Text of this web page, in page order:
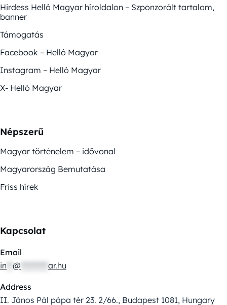
Hirdess Helló Magyar híroldalon – Szponzorált tartalom,
banner
Támogatás
Facebook – Helló Magyar
Instagram – Helló Magyar
X- Helló Magyar
Népszerű
Magyar történelem – idővonal
Magyarország Bemutatása
Friss hírek
Kapcsolat
Email
in @ ar.hu
Address
II. János Pál pápa tér 23. 2/66., Budapest 1081, Hungary